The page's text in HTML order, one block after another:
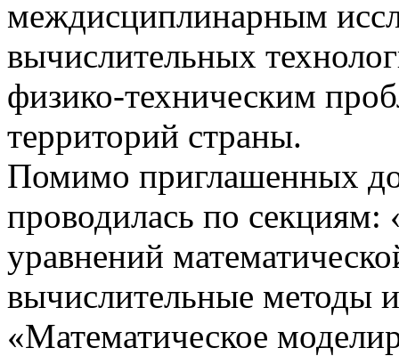
междисциплинарным
вычислительных
физико-техническим
территорий страны.
Помимо приглашенных
проводилась по секциям:
уравнений
вычислительные методы
«Математическое